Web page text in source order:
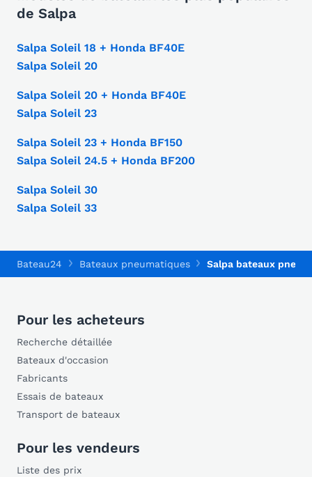
de Salpa
Salpa Soleil 18 + Honda BF40E
Salpa Soleil 20
Salpa Soleil 20 + Honda BF40E
Salpa Soleil 23
Salpa Soleil 23 + Honda BF150
Salpa Soleil 24.5 + Honda BF200
Salpa Soleil 30
Salpa Soleil 33
Bateau24 Bateaux pneumatiques Salpa bateaux
Pour les acheteurs
Recherche détaillée
Bateaux d'occasion
Fabricants
Essais de bateaux
Transport de bateaux
Pour les vendeurs
Liste des prix